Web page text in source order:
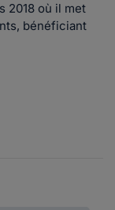
2018 où il met
bénéficiant